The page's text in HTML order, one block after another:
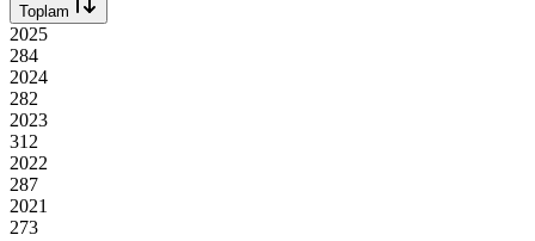
Toplam
2025
284
2024
282
2023
312
2022
287
2021
273